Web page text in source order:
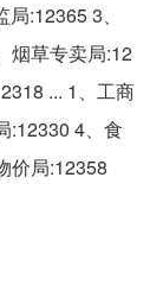
:12365 3、
烟草专卖局:12
... 1、工商
:12330 4、食
价局:12358